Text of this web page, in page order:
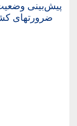
پیش‌بینی
ضرورتهای